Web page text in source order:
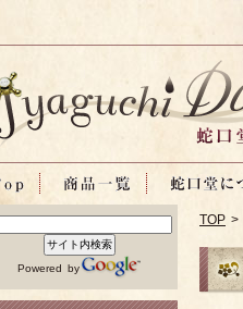
Powered by
TOP >